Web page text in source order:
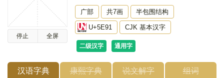
停止 全屏
广部 共7画 半包围结构
U+5E91 CJK 基本汉字
二级汉字 通用字
汉语字典 康熙字典 说文解字 组词